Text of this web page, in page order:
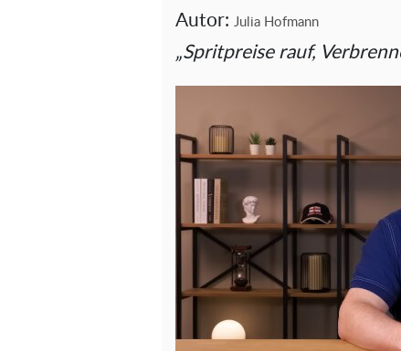
Autor: Julia Hofmann
„Spritpreise rauf,